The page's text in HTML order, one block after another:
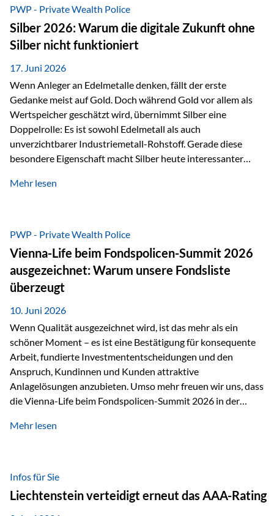
Veränderungen geprägt ist, kann diese aktive
Herangehensweise einen entscheidenden Mehrwert bieten.
Was zeichnet aktive Fonds aus? Aktive Fonds verfolgen das
Ziel, nicht nur einen Markt abzubilden, sondern gezielt
Anlageentscheidungen zu treffen. Fondsmanager
analysieren Unternehmen,…
PWP - Private Wealth Police
Silber 2026: Warum die digitale Zukunft ohne
Silber nicht funktioniert
17. Juni 2026
Wenn Anleger an Edelmetalle denken, fällt der erste
Gedanke meist auf Gold. Doch während Gold vor allem als
Wertspeicher geschätzt wird, übernimmt Silber eine
Doppelrolle: Es ist sowohl Edelmetall als auch
unverzichtbarer Industriemetall-Rohstoff. Gerade diese
besondere Eigenschaft macht Silber heute interessanter
elektrischer – und genau dort spielt Silber eine
Leitfähigkeit aller Metalle. Diese Eigenschaft macht es für
zahlreiche Zukunftstechnologien praktisch unverzichtbar.
Silber findet sich unter anderem in: Solarmodulen
Elektrofahrzeugen Halbleitern Smartphones und Tablets…
Mehr lesen
PWP - Private Wealth Police
Vienna-Life beim Fondspolicen-Summit 2026
ausgezeichnet: Warum unsere Fondsliste
überzeugt
10. Juni 2026
Wenn Qualität ausgezeichnet wird, ist das mehr als ein
schöner Moment – es ist eine Bestätigung für konsequente
Arbeit, fundierte Investmententscheidungen und den
Anspruch, Kundinnen und Kunden attraktive
Anlagelösungen anzubieten. Umso mehr freuen wir uns, dass
die Vienna-Life beim Fondspolicen-Summit 2026 in der
dieser Ehrung ist der renommierte Fondspolicenreport der
analysiert und verglichen wurden. Das Ergebnis: Die ETF-
Auswahl der Vienna-Life zählt zu den drei besten Angeboten
am Markt. Für uns ist diese Auszeichnung eine Bestätigung
Mehr lesen
Infos für Sie
Liechtenstein verteidigt erneut das AAA-Rating